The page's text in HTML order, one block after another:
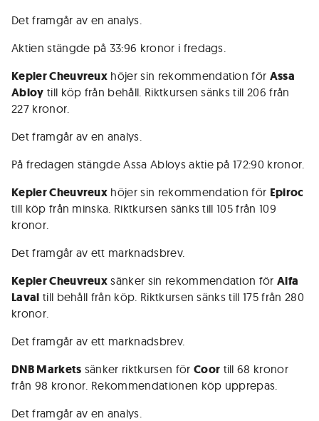
Det framgår av en analys.
Aktien stängde på 33:96 kronor i fredags.
Kepler Cheuvreux höjer sin rekommendation för Assa
Abloy till köp från behåll. Riktkursen sänks till 206 från
227 kronor.
Det framgår av en analys.
På fredagen stängde Assa Abloys aktie på 172:90 kronor.
Kepler Cheuvreux höjer sin rekommendation för Epiroc
till köp från minska. Riktkursen sänks till 105 från 109
kronor.
Det framgår av ett marknadsbrev.
Kepler Cheuvreux sänker sin rekommendation förAlfa
Laval till behåll från köp. Riktkursen sänks till 175 från 280
kronor.
Det framgår av ett marknadsbrev.
DNB Markets sänker riktkursen för Coor till 68 kronor
från 98 kronor. Rekommendationen köp upprepas.
Det framgår av en analys.